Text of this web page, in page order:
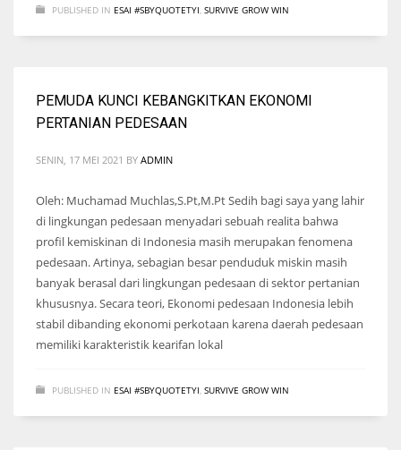
PUBLISHED IN ESAI #SBYQUOTETYI SURVIVE GROW WIN
PEMUDA KUNCI KEBANGKITKAN EKONOMI
PERTANIAN PEDESAAN
SENIN, 17 MEI 2021 BY ADMIN
Oleh: Muchamad Muchlas,S.Pt,M.Pt Sedih bagi saya yang lahir
di lingkungan pedesaan menyadari sebuah realita bahwa
profil kemiskinan di Indonesia masih merupakan fenomena
pedesaan. Artinya, sebagian besar penduduk miskin masih
banyak berasal dari lingkungan pedesaan di sektor pertanian
khususnya. Secara teori, Ekonomi pedesaan Indonesia lebih
stabil dibanding ekonomi perkotaan karena daerah pedesaan
memiliki karakteristik kearifan lokal
PUBLISHED IN ESAI #SBYQUOTETYI SURVIVE GROW WIN